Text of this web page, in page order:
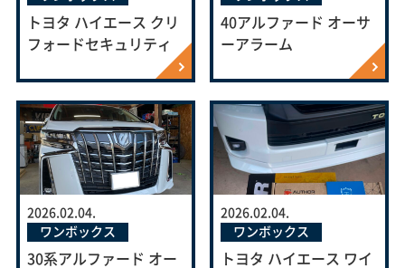
トヨタ ハイエース クリ
フォードセキュリティ
40アルファード オーサ
ーアラーム
2026.02.04.
ワンボックス
30系アルファード オー
2026.02.04.
ワンボックス
トヨタ ハイエース ワイ